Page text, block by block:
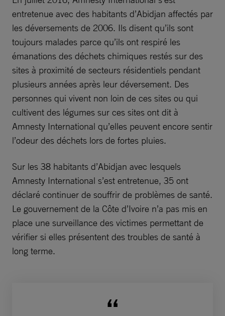
entretenue avec des habitants d’Abidjan affectés par
les déversements de 2006. Ils disent qu’ils sont
toujours malades parce qu’ils ont respiré les
émanations des déchets chimiques restés sur des
sites à proximité de secteurs résidentiels pendant
plusieurs années après leur déversement. Des
personnes qui vivent non loin de ces sites ou qui
cultivent des légumes sur ces sites ont dit à
Amnesty International qu’elles peuvent encore sentir
l’odeur des déchets lors de fortes pluies.
Sur les 38 habitants d’Abidjan avec lesquels
Amnesty International s’est entretenue, 35 ont
déclaré continuer de souffrir de problèmes de santé.
Le gouvernement de la Côte d’Ivoire n’a pas mis en
place une surveillance des victimes permettant de
vérifier si elles présentent des troubles de santé à
long terme.